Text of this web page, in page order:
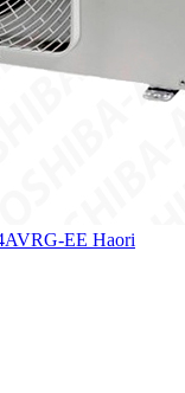
EE Haori